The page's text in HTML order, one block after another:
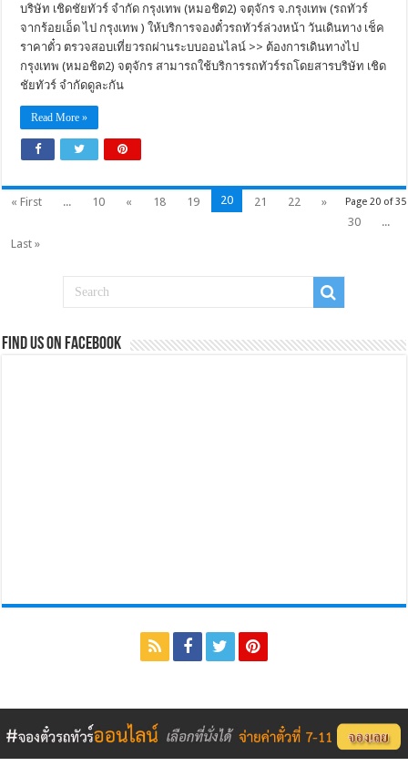
บริษัท เชิดชัยทัวร์ จำกัด กรุงเทพ (หมอชิต2) จตุจักร จ.กรุงเทพ (รถทัวร์
จากร้อยเอ็ด ไป กรุงเทพ ) ให้บริการจองตั๋วรถทัวร์ล่วงหน้า วันเดินทาง เช็ค
ราคาตั๋ว ตรวจสอบเที่ยวรถผ่านระบบออนไลน์ >> ต้องการเดินทางไป
กรุงเทพ (หมอชิต2) จตุจักร สามารถใช้บริการรถทัวร์รถโดยสารบริษัท เชิด
ชัยทัวร์ จำกัดดูละกัน
Read More »
Page 20 of 35
« First ... 10 « 18 19 20 21 22
»
30
...
Last »
Find us on Facebook